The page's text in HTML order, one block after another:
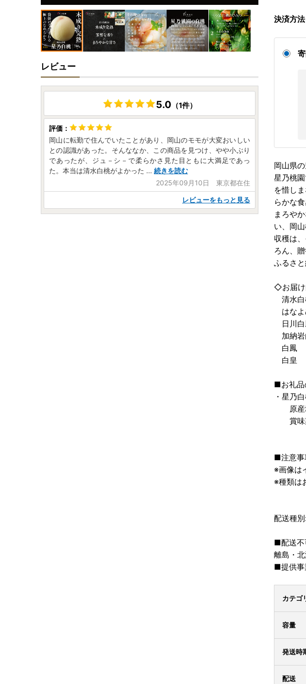
決済方法
岡山県
星乃桃
を惜し
らかな
まろや
い、岡
収穫は
ろん、
ふるさ
◇お届け
清水白
はなよ
日川白
加納岩
白鳳
白皇
■お礼品
・星乃
原産
賞味
■注意事
※画像は
※種類は
配送種
■配送不
離島・
■提供事
カテゴ
容量
発送時
配送
レビュー
5.0 （1件）
岡山に転勤で住んでいたことがあり、岡山のモモが大変おいしい
との認識があった。そんななか、この商品を見つけ、やや小ぶり
であったが、ジュ－シ－で柔らかさ見た目ともに大満足であっ
た。本当は清水白桃がよかった ... 続きを読む
2025年09月10日 東京都在住
レビューをもっと見る